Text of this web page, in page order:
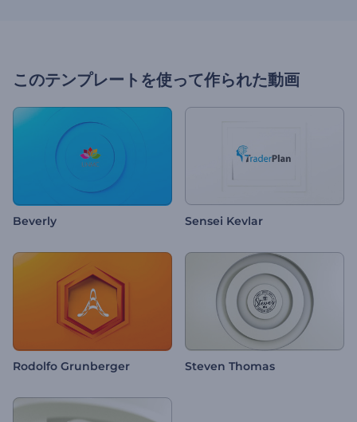
このテンプレートを使って作られた動画
Beverly Sensei Kevlar
Rodolfo Grunberger Steven Thomas